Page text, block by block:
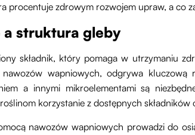
procentuje zdrowym rozwojem upraw, a co
a struktura gleby
składnik, który pomaga w utrzymaniu
nawozów wapniowych, odgrywa
a innymi mikroelementami są
korzystanie z dostępnych składników
nawozów wapniowych prowadzi do